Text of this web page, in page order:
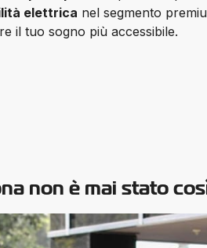
elettrica
il tuo sogno più accessibile.
non è mai stato